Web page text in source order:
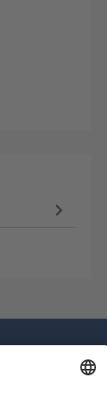
pour la vie